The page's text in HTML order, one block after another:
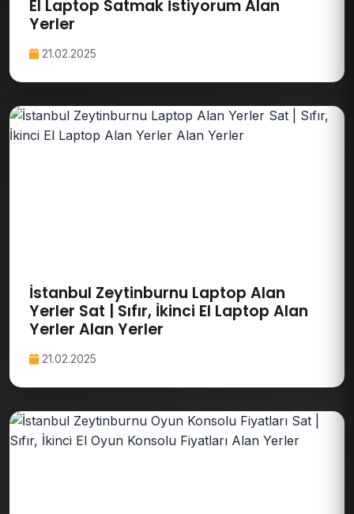
El Laptop Satmak İstiyorum Alan
Yerler
21.02.2025
İstanbul Zeytinburnu Laptop Alan
Yerler Sat | Sıfır, İkinci El Laptop Alan
Yerler Alan Yerler
21.02.2025